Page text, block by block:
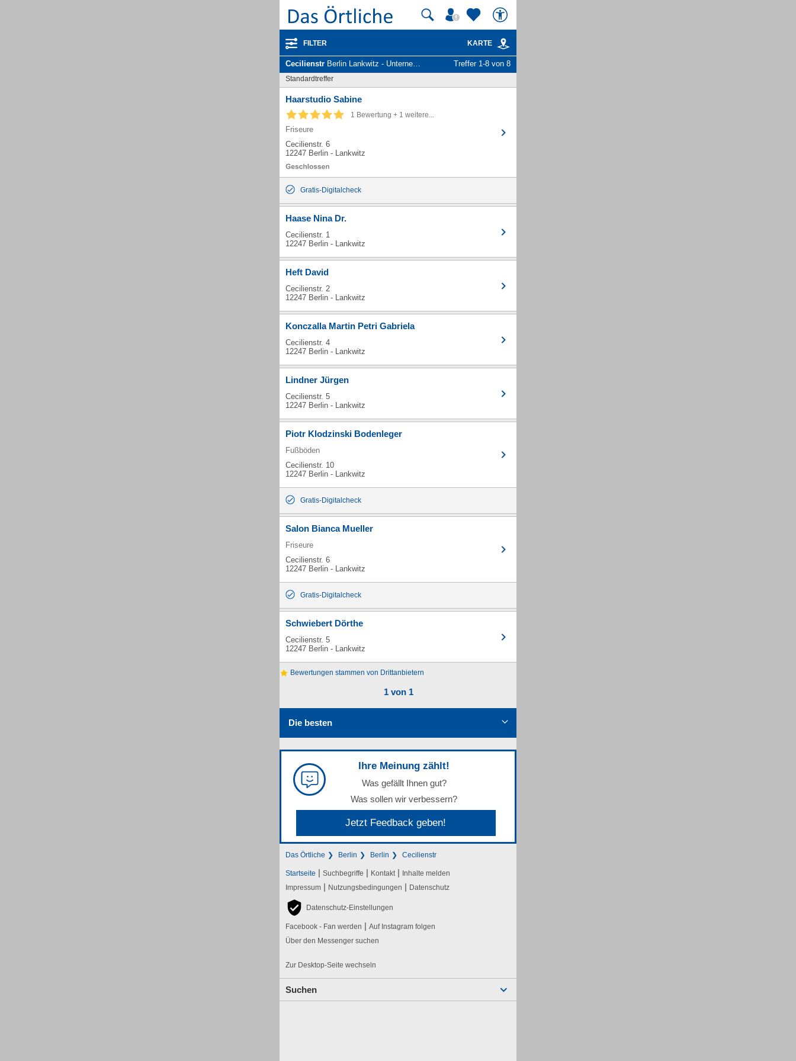
FILTER KARTE
Cecilienstr Berlin Lankwitz - Unternehmen und Personen Treffer 1-8 von 8
Standardtreffer
Haarstudio Sabine
1 Bewertung + 1 weitere...
Friseure
Cecilienstr. 6
12247 Berlin - Lankwitz
Gratis-Digitalcheck
Haase Nina Dr.
Cecilienstr. 1
12247 Berlin - Lankwitz
Heft David
Cecilienstr. 2
12247 Berlin - Lankwitz
Konczalla Martin Petri Gabriela
Cecilienstr. 4
12247 Berlin - Lankwitz
Lindner Jürgen
Cecilienstr. 5
12247 Berlin - Lankwitz
Piotr Klodzinski Bodenleger
Fußböden
Cecilienstr. 10
12247 Berlin - Lankwitz
Gratis-Digitalcheck
Salon Bianca Mueller
Friseure
Cecilienstr. 6
12247 Berlin - Lankwitz
Gratis-Digitalcheck
Schwiebert Dörthe
Cecilienstr. 5
12247 Berlin - Lankwitz
Bewertungen stammen von Drittanbietern
1 von 1
Die besten
Ihre Meinung zählt!
Was gefällt Ihnen gut?
Was sollen wir verbessern?
Jetzt Feedback geben!
Das Örtliche Berlin Berlin Cecilienstr
Startseite | Suchbegriffe | Kontakt | Inhalte melden
Impressum | Nutzungsbedingungen | Datenschutz
Datenschutz-Einstellungen
Facebook - Fan werden | Auf Instagram folgen
Über den Messenger suchen
Zur Desktop-Seite wechseln
Suchen